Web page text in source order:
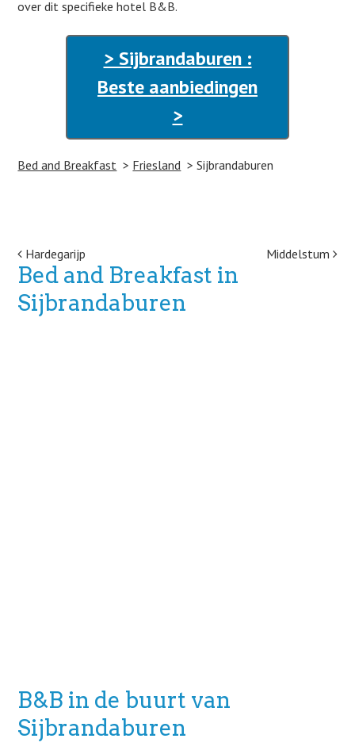
over dit specifieke hotel B&B.
> Sijbrandaburen :
Beste aanbiedingen
>
Bed and Breakfast Friesland Sijbrandaburen
Post navigation
Hardegarijp Middelstum
Bed and Breakfast in
Sijbrandaburen
B&B in de buurt van
Sijbrandaburen